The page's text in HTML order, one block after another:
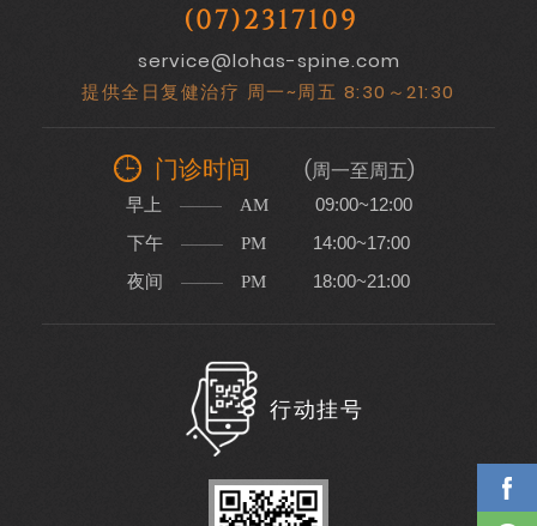
(07)2317109
service@lohas-spine.com
提供全日复健治疗 周一~周五 8:30～21:30
门诊时间 (周一至周五)
早上 AM 09:00~12:00
下午 PM 14:00~17:00
夜间 PM 18:00~21:00
行动挂号